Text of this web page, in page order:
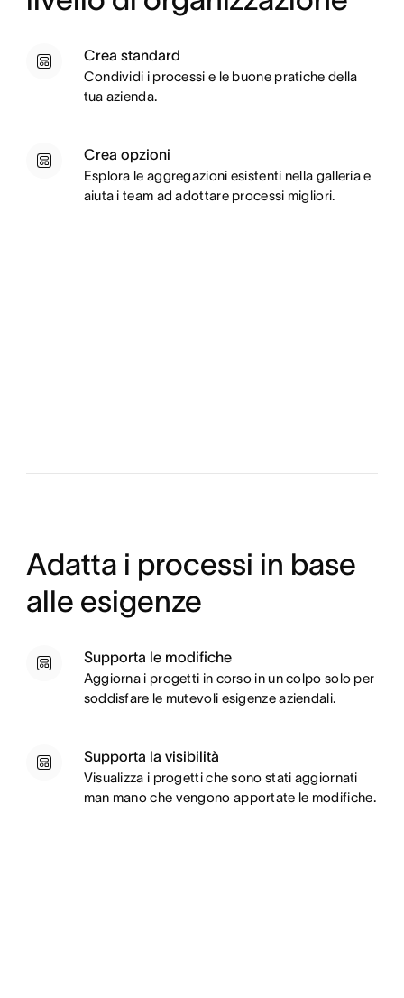
Crea standard
Condividi i processi e le buone pratiche della
tua azienda.
Crea opzioni
Esplora le aggregazioni esistenti nella galleria e
aiuta i team ad adottare processi migliori.
Adatta i processi in base
alle esigenze
Supporta le modifiche
Aggiorna i progetti in corso in un colpo solo per
soddisfare le mutevoli esigenze aziendali.
Supporta la visibilità
Visualizza i progetti che sono stati aggiornati
man mano che vengono apportate le modifiche.